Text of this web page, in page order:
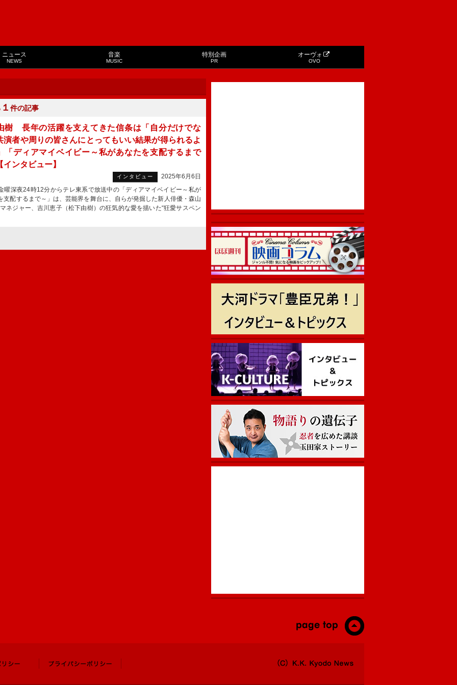
ニュース
NEWS
音楽
MUSIC
特別企画
PR
オーヴォ
OVO
１ 件の記事
樹 長年の活躍を支えてきた信条は「自分だけでな
演者や周りの皆さんにとってもいい結果が得られるよ
「ディアマイベイビー～私があなたを支配するまで
インタビュー】
インタビュー
2025年6月6日
深夜24時12分からテレ東系で放送中の「ディアマイベイビー～私が
支配するまで～」は、芸能界を舞台に、自らが発掘した新人俳優・森山
ネジャー、吉川恵子（松下由樹）の狂気的な愛を描いた“狂愛サスペン